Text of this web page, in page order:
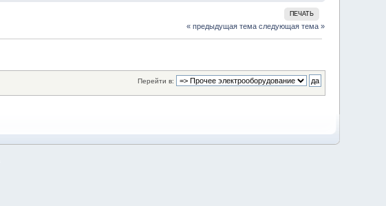
ПЕЧАТЬ
« предыдущая тема следующая тема »
Перейти в: